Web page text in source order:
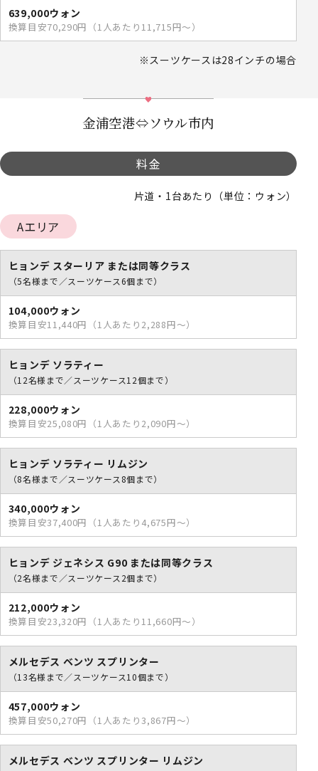
639,000ウォン
換算目安70,290円（1人あたり11,715円～）
※スーツケースは28インチの場合
金浦空港⇔ソウル市内
料金
片道・1台あたり（単位：ウォン）
Aエリア
ヒョンデ スターリア または同等クラス
（5名様まで／スーツケース6個まで）
104,000ウォン
換算目安11,440円（1人あたり2,288円～）
ヒョンデ ソラティー
（12名様まで／スーツケース12個まで）
228,000ウォン
換算目安25,080円（1人あたり2,090円～）
ヒョンデ ソラティー リムジン
（8名様まで／スーツケース8個まで）
340,000ウォン
換算目安37,400円（1人あたり4,675円～）
ヒョンデ ジェネシス G90 または同等クラス
（2名様まで／スーツケース2個まで）
212,000ウォン
換算目安23,320円（1人あたり11,660円～）
メルセデス ベンツ スプリンター
（13名様まで／スーツケース10個まで）
457,000ウォン
換算目安50,270円（1人あたり3,867円～）
メルセデス ベンツ スプリンター リムジン